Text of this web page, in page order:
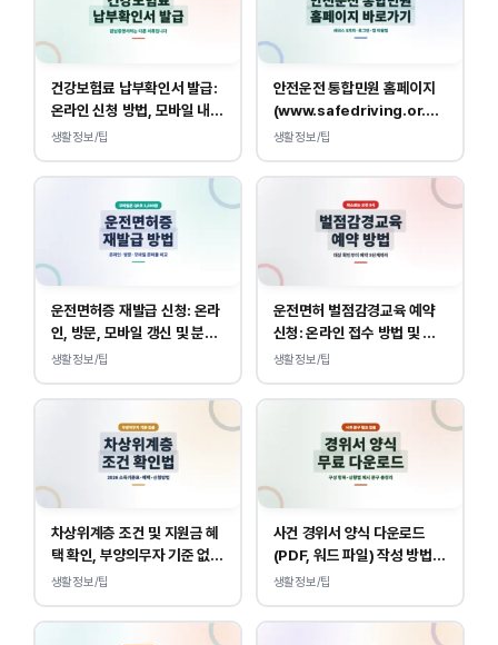
건강보험료 납부확인서 발급:
온라인 신청 방법, 모바일 내역
조회 안내
생활정보/팁
안전운전 통합민원 홈페이지
(www.safedriving.or.kr)
바로가기, 운전면허 민원 사이
생활정보/팁
운전면허증 재발급 신청: 온라
인, 방문, 모바일 갱신 및 분실
대응
생활정보/팁
운전면허 벌점감경교육 예약
신청: 온라인 접수 방법 및 비
용 안내
생활정보/팁
차상위계층 조건 및 지원금 혜
택 확인, 부양의무자 기준 없
이 소득, 재산만 봅니다.
생활정보/팁
사건 경위서 양식 다운로드
(PDF, 워드 파일) 작성 방법
및 예시
생활정보/팁